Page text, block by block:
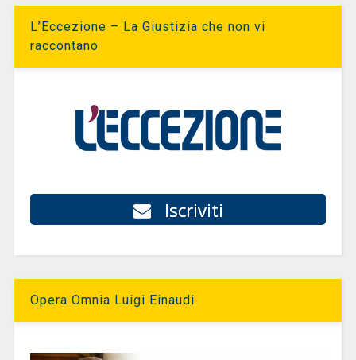
L’Eccezione – La Giustizia che non vi
raccontano
Iscriviti
Opera Omnia Luigi Einaudi